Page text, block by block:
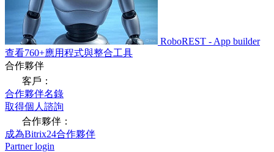
RoboREST - App builder
查看760+應用程式與整合工具
合作夥伴
客戶：
合作夥伴名錄
取得個人諮詢
合作夥伴：
成為Bitrix24合作夥伴
Partner login